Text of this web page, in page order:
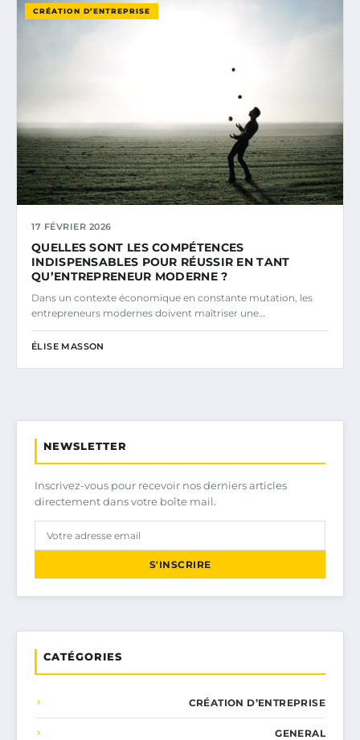
CRÉATION D’ENTREPRISE
17 FÉVRIER 2026
QUELLES SONT LES COMPÉTENCES
INDISPENSABLES POUR RÉUSSIR EN TANT
QU’ENTREPRENEUR MODERNE ?
Dans un contexte économique en constante mutation, les
entrepreneurs modernes doivent maîtriser une…
ÉLISE MASSON
NEWSLETTER
Inscrivez-vous pour recevoir nos derniers articles
directement dans votre boîte mail.
S'INSCRIRE
CATÉGORIES
CRÉATION D’ENTREPRISE
GENERAL